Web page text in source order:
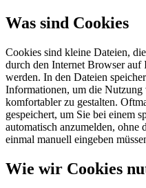
Was sind Cookies
Cookies sind kleine Dateien,
durch den Internet Browser auf
werden. In den Dateien
Informationen, um die Nutzung
komfortabler zu gestalten.
gespeichert, um Sie bei einem
automatisch anzumelden, ohne
einmal manuell eingeben
Wie wir Cookies